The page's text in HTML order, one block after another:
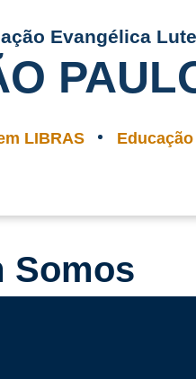
Evangélica
LIBRAS
Somos